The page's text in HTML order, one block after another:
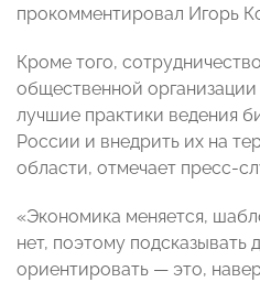
прокомментировал Игорь
Кроме того,
общественной организации
лучшие практики ведения
России и внедрить их на
области, отмечает пресс-
«Экономика меняется,
нет, поэтому подсказывать
ориентировать — это,